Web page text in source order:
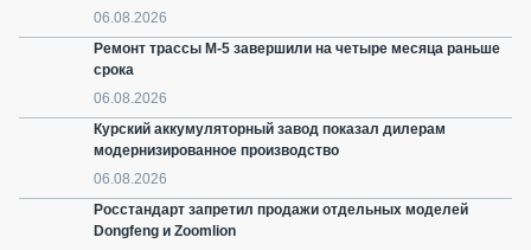
06.08.2026
Ремонт трассы М-5 завершили на четыре месяца раньше
срока
06.08.2026
Курский аккумуляторный завод показал дилерам
модернизированное производство
06.08.2026
Росстандарт запретил продажи отдельных моделей
Dongfeng и Zoomlion